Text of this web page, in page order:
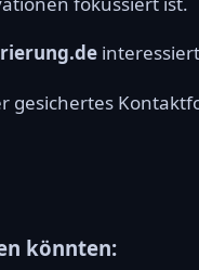
gesichertes
könnten: